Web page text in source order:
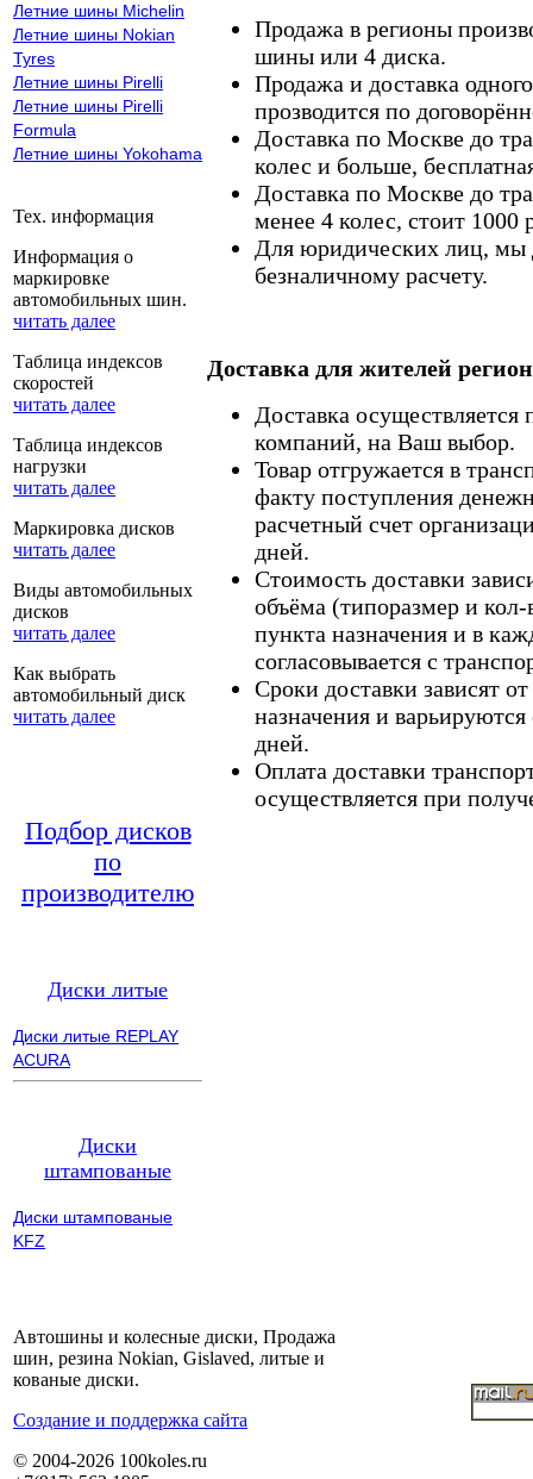
Летние шины Michelin
Летние шины Nokian
Tyres
Летние шины Pirelli
Летние шины Pirelli
Formula
Летние шины Yokohama
Тех. информация
Информация о
маркировке
автомобильных шин.
читать далее
Таблица индексов
скоростей
читать далее
Таблица индексов
нагрузки
читать далее
Маркировка дисков
читать далее
Виды автомобильных
дисков
читать далее
Как выбрать
автомобильный диск
читать далее
Подбор дисков
по
производителю
Диски литые
Диски литые REPLAY
ACURA
Диски
штампованые
Диски штампованые
KFZ
Продажа в регионы
шины или 4 диска.
Продажа и доставка
прозводится по
Доставка по Москве до
колес и больше,
Доставка по Москве до
менее 4 колес, стоит 1000
Для юридических лиц, мы
безналичному расчету.
Доставка для жителей
Доставка
компаний, на Ваш выбор.
Товар отгружается в
факту поступления
расчетный счет
дней.
Стоимость доставки
объёма (типоразмер и кол-
пункта назначения и в
согласовывается с
Сроки доставки зависят
назначения и
дней.
Оплата доставки
осуществляется при
Автошины и колесные диски, Продажа
шин, резина Nokian, Gislaved, литые и
кованые диски.
Cоздание и поддержка сайта
© 2004-2026 100koles.ru